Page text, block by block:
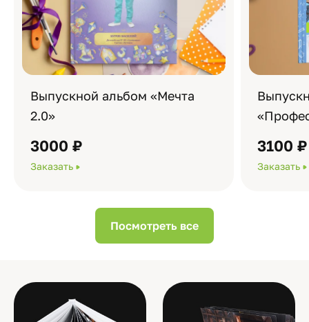
Выпускной альбом «Мечта
2.0»
3000 ₽
Заказать
3100 ₽
Заказать
Посмотреть все